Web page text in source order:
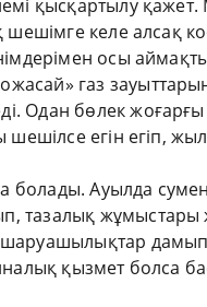
қысқартылу
шешімге келе алсақ
осы
газ
Одан бөлек
егін егіп,
болады. Ауылда
жұмыстары
қызмет болса